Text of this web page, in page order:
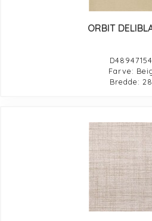
ORBIT
Farve:
Bredde: